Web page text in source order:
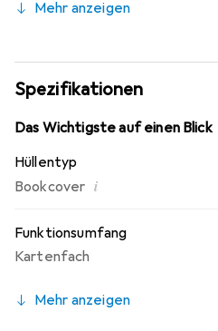
Haut. Es wird zum schicken und
für ihre hochwertigen
sichere Wahl für eine
Mehr anzeigen
Spezifikationen
Das Wichtigste auf einen Blick
Hüllentyp
Bookcover i
Funktionsumfang
Kartenfach
Mehr anzeigen